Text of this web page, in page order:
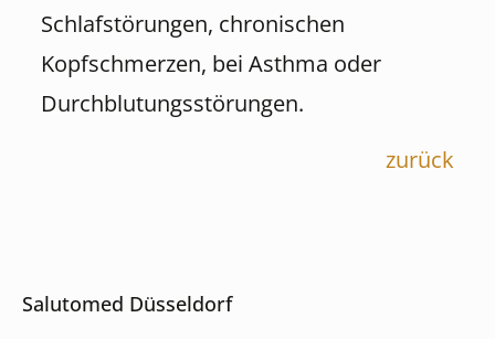
Schlafstörungen, chronischen
Kopfschmerzen, bei Asthma oder
Durchblutungsstörungen.
zurück
Salutomed Düsseldorf